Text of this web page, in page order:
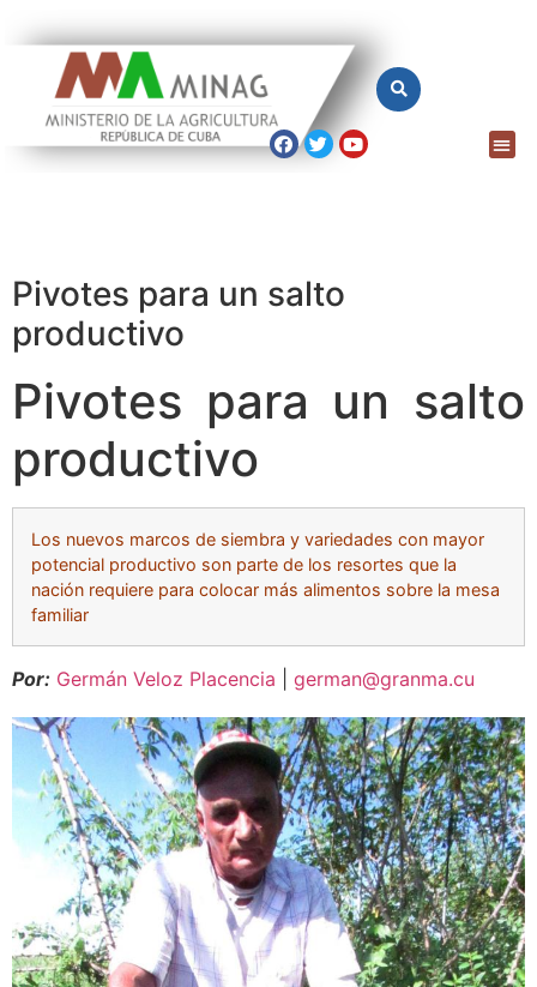
Pivotes para un salto
productivo
Pivotes para un salto
productivo
Los nuevos marcos de siembra y variedades con mayor
potencial productivo son parte de los resortes que la
nación requiere para colocar más alimentos sobre la mesa
familiar
Por: Germán Veloz Placencia german@granma.cu